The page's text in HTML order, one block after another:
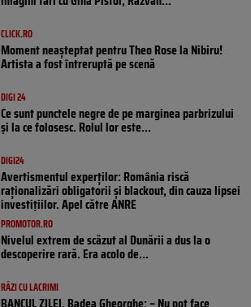
CLICK.RO
Moment neașteptat pentru Theo Rose la Nibiru!
Artista a fost întreruptă pe scenă
DIGI 24
Ce sunt punctele negre de pe marginea parbrizului
și la ce folosesc. Rolul lor este...
DIGI24
Avertismentul experților: România riscă
raționalizări obligatorii și blackout, din cauza lipsei
investițiilor. Apel către ANRE
PROMOTOR.RO
Nivelul extrem de scăzut al Dunării a dus la o
descoperire rară. Era acolo de...
RÂZI CU LACRIMI